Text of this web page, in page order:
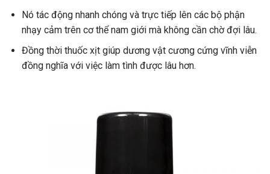
Nó tác động nhanh chóng và trực tiếp lên các bộ phận
nhạy cảm trên cơ thể nam giới mà không cần chờ đợi lâu.
Đồng thời thuốc xịt giúp dương vật cương cứng vĩnh viễn
đồng nghĩa với việc làm tình được lâu hơn.